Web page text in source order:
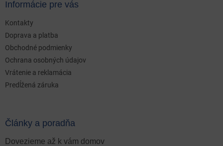
Informácie pre vás
Kontakty
Doprava a platba
Obchodné podmienky
Ochrana osobných údajov
Vrátenie a reklamácia
Predĺžená záruka
Články a poradňa
Dovezieme až k vám domov